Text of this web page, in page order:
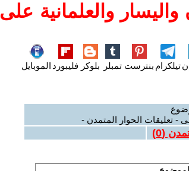
والعلمانية على
تيلكرام بنترست تمبلر بلوكر فليبورد الموبايل
- تعليقات الحوار المتمدن -
(
0
)